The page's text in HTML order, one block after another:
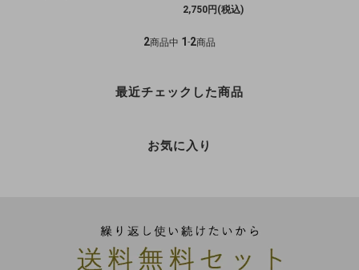
2,750円(税込)
2商品中 1 -2商品
最近チェックした商品
お気に入り